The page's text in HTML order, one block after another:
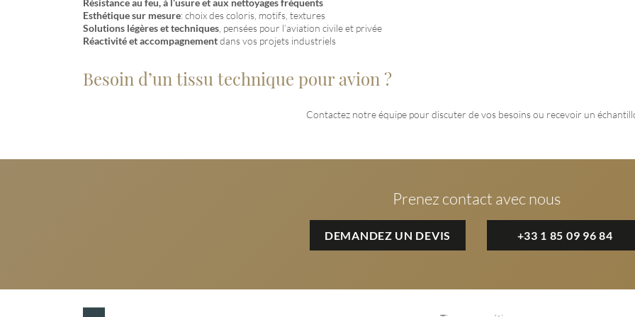
Esthétique sur mesure: choix des coloris, motifs, textures
Solutions légères et techniques , pensées pour l’aviation civile et privée
Réactivité et accompagnementdans vos projets industriels
Besoin d’un tissu technique pour avion ?
Contactez notre équipe pour discuter de vos besoins ou recevoir un
Prenez contact avec nous
DEMANDEZ UN DEVIS +33 1 85 09 96 84